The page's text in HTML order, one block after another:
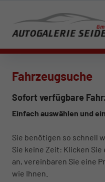
Fahrzeugsuche
Sofort verfügbare
Einfach auswählen und
Sie benötigen so schnell
Sie keine Zeit: Klicken
an, vereinbaren Sie eine
wie Ihnen.